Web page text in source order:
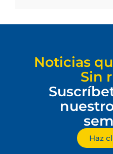
Noticias
Sin
Haz